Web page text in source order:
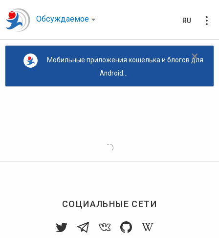
Обсуждаемое RU
×
Мобильные приложения кошелька и блогов для
Android...
СОЦИАЛЬНЫЕ СЕТИ